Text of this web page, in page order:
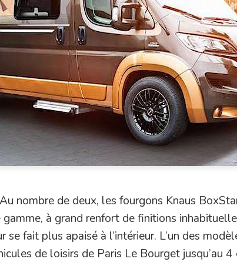
nombre de deux, les fourgons Knaus
à grand renfort de finitions
se fait plus apaisé à l’intérieur. L’un des
de loisirs de Paris Le Bourget jusqu’au 4